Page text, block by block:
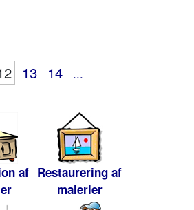
13 14 ...
af Restaurering af
malerier